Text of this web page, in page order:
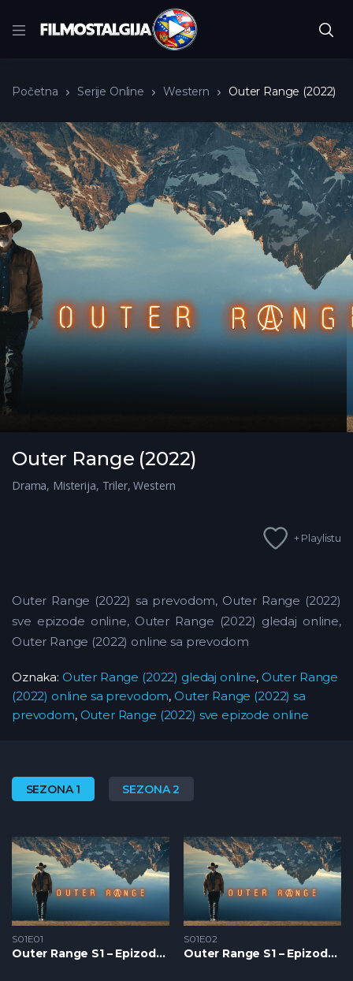
Početna Serije Online Western Outer Range (2022)
Outer Range (2022)
Drama, Misterija, Triler,Western
+ Playlistu
Outer Range (2022) sa prevodom, Outer Range (2022)
sve epizode online, Outer Range (2022) gledaj online,
Outer Range (2022) online sa prevodom
Oznaka: Outer Range (2022) gledaj online, Outer Range
(2022) online sa prevodom, Outer Range (2022) sa
prevodom, Outer Range (2022) sve epizode online
SEZONA 1 SEZONA 2
S01E01
Outer Range S1 – Epizoda 01
S01E02
Outer Range S1 – Epizoda 02